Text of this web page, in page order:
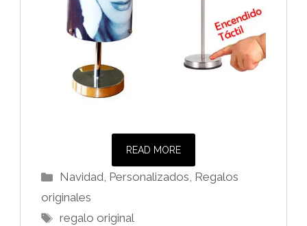
READ MORE
Categorías
Navidad, Personalizados, Regalos
originales
Etiquetas
regalo original